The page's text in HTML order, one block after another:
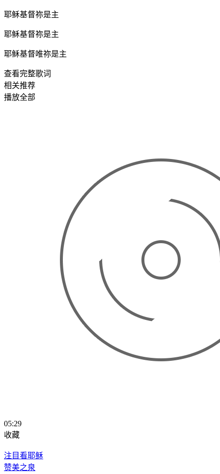
耶稣基督祢是主
耶稣基督祢是主
耶稣基督唯祢是主
查看完整歌词
相关推荐
播放全部
05:29
收藏
注目看耶稣
赞美之泉